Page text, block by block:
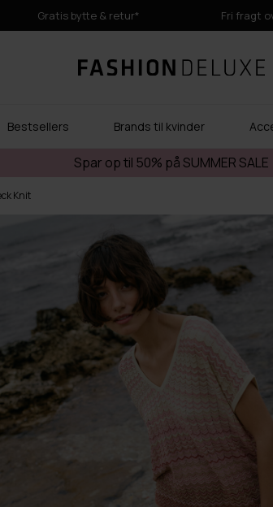
Gratis bytte & retur* Fri fragt
Bestsellers Brands til kvinder
Spar op til 50% på SUMMER SALE
Knit